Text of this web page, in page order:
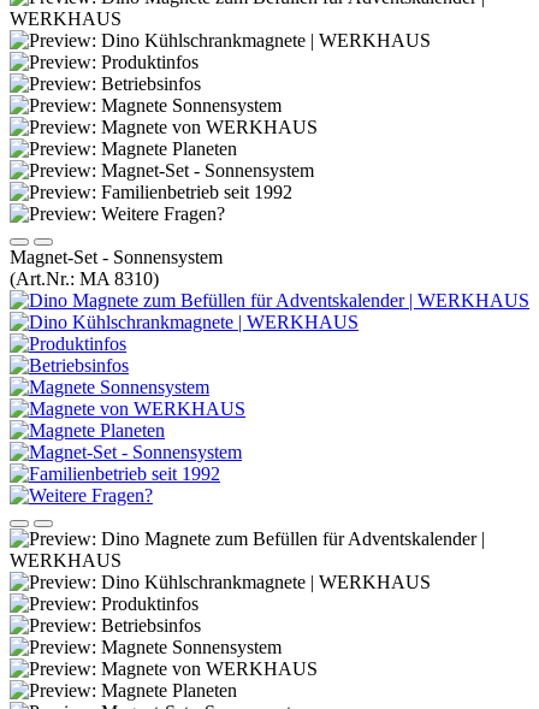
Magnet-Set - Sonnensystem
(Art.Nr.: MA 8310)